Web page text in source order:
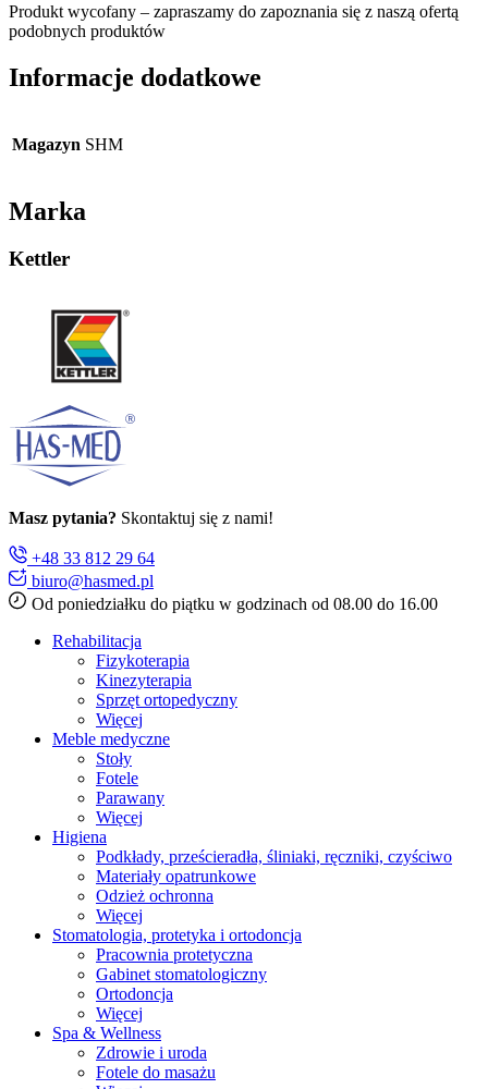
Produkt wycofany – zapraszamy do zapoznania się z naszą ofertą
podobnych produktów
Informacje dodatkowe
Magazyn SHM
Marka
Kettler
Masz pytania? Skontaktuj się z nami!
+48 33 812 29 64
biuro@hasmed.pl
Od poniedziałku do piątku w godzinach od 08.00 do 16.00
Rehabilitacja
Fizykoterapia
Kinezyterapia
Sprzęt ortopedyczny
Więcej
Meble medyczne
Stoły
Fotele
Parawany
Więcej
Higiena
Podkłady, prześcieradła, śliniaki, ręczniki, czyściwo
Materiały opatrunkowe
Odzież ochronna
Więcej
Stomatologia, protetyka i ortodoncja
Pracownia protetyczna
Gabinet stomatologiczny
Ortodoncja
Więcej
Spa & Wellness
Zdrowie i uroda
Fotele do masażu